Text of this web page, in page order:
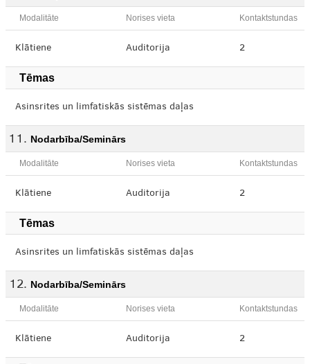
Modalitāte Norises vieta Kontaktstundas
Klātiene Auditorija 2
Tēmas
Asinsrites un limfatiskās sistēmas daļas
Nodarbība/Seminārs
Modalitāte Norises vieta Kontaktstundas
Klātiene Auditorija 2
Tēmas
Asinsrites un limfatiskās sistēmas daļas
Nodarbība/Seminārs
Modalitāte Norises vieta Kontaktstundas
Klātiene Auditorija 2